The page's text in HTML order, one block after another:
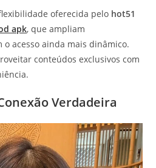
oferecida pelo hot51
apk, que ampliam
acesso ainda mais dinâmico.
conteúdos exclusivos com
Verdadeira